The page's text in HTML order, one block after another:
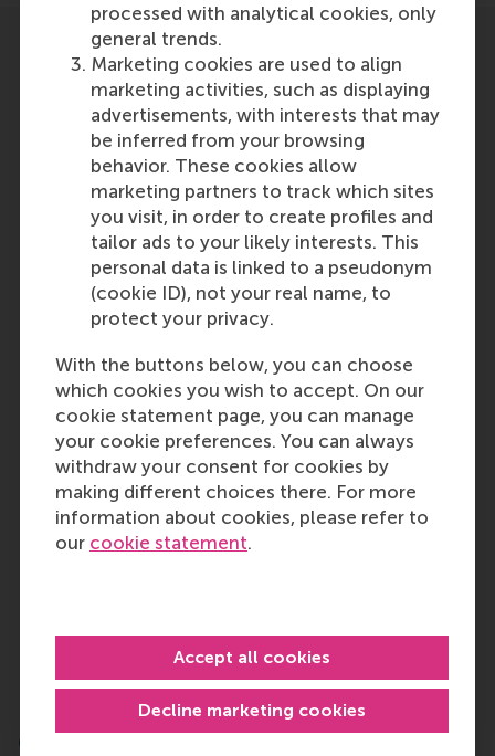
processed with analytical cookies, only
general trends.
Marketing cookies are used to align
marketing activities, such as displaying
advertisements, with interests that may
be inferred from your browsing
behavior. These cookies allow
marketing partners to track which sites
you visit, in order to create profiles and
tailor ads to your likely interests. This
personal data is linked to a pseudonym
(cookie ID), not your real name, to
protect your privacy.
With the buttons below, you can choose
which cookies you wish to accept. On our
cookie statement page, you can manage
your cookie preferences. You can always
withdraw your consent for cookies by
making different choices there. For more
information about cookies, please refer to
our cookie statement.
Decline marketing cookies
Accept all cookies
Toen ik aan Bedrijfskunde begon, wist
ik, doordat de studie heel breed is, nog
niet zo goed wat ik ervan moest
verwachten. Tijdens mijn studie heb ik
juist gemerkt dat dit de opleiding zo
fijn maakt. Door het brede aanbod aan
vakken, kun je erachter komen waar je
interesses liggen en je hierin verder
specialiseren. Daarnaast heb je tijdens
je studie veel mogelijkheden om jezelf
bijbanen en verenigingen. Hierdoor
ontwikkel je jezelf zowel op
academisch als persoonlijk vlak veel
tijdens je studietijd!
Chiara Klerkx - Dubbelstudie Recht en